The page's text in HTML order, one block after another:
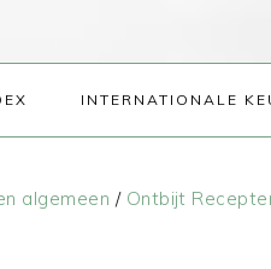
INTERNATIONALE
algemeen / Ontbijt